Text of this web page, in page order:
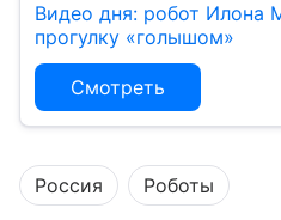
Видео дня: робот Илона
прогулку «голышом»
Смотреть
Россия Роботы